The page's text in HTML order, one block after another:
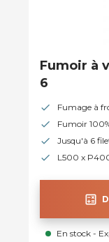
Fumoir à
6
Fumage à
Fumoir
Jusqu'à 6
L500 x
calculate
En stock -